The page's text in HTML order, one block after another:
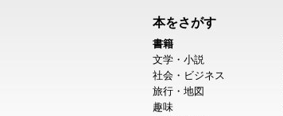
本をさがす
書籍
文学・小説
社会・ビジネス
旅行・地図
趣味